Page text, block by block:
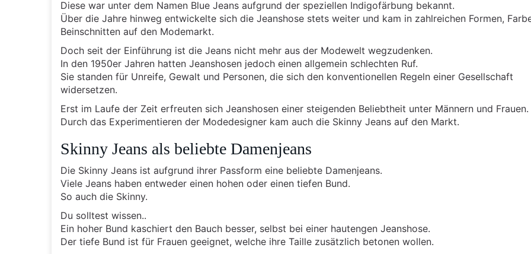
Diese war unter dem Namen Blue Jeans aufgrund der speziellen Indigofärbung bekannt.
Über die Jahre hinweg entwickelte sich die Jeanshose stets weiter und kam in zahlreichen Formen,
Beinschnitten auf den Modemarkt.
Doch seit der Einführung ist die Jeans nicht mehr aus der Modewelt wegzudenken.
In den 1950er Jahren hatten Jeanshosen jedoch einen allgemein schlechten Ruf.
Sie standen für Unreife, Gewalt und Personen, die sich den konventionellen Regeln einer Gesellschaft
widersetzen.
Erst im Laufe der Zeit erfreuten sich Jeanshosen einer steigenden Beliebtheit unter Männern und Frauen.
Durch das Experimentieren der Modedesigner kam auch die Skinny Jeans auf den Markt.
Skinny Jeans als beliebte Damenjeans
Die Skinny Jeans ist aufgrund ihrer Passform eine beliebte Damenjeans.
Viele Jeans haben entweder einen hohen oder einen tiefen Bund.
So auch die Skinny.
Du solltest wissen..
Ein hoher Bund kaschiert den Bauch besser, selbst bei einer hautengen Jeanshose.
Der tiefe Bund ist für Frauen geeignet, welche ihre Taille zusätzlich betonen wollen.